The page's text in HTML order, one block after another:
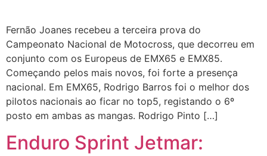
Fernão Joanes recebeu a terceira prova do
Campeonato Nacional de Motocross, que decorreu em
conjunto com os Europeus de EMX65 e EMX85.
Começando pelos mais novos, foi forte a presença
nacional. Em EMX65, Rodrigo Barros foi o melhor dos
pilotos nacionais ao ficar no top5, registando o 6º
posto em ambas as mangas. Rodrigo Pinto […]
Enduro Sprint Jetmar: